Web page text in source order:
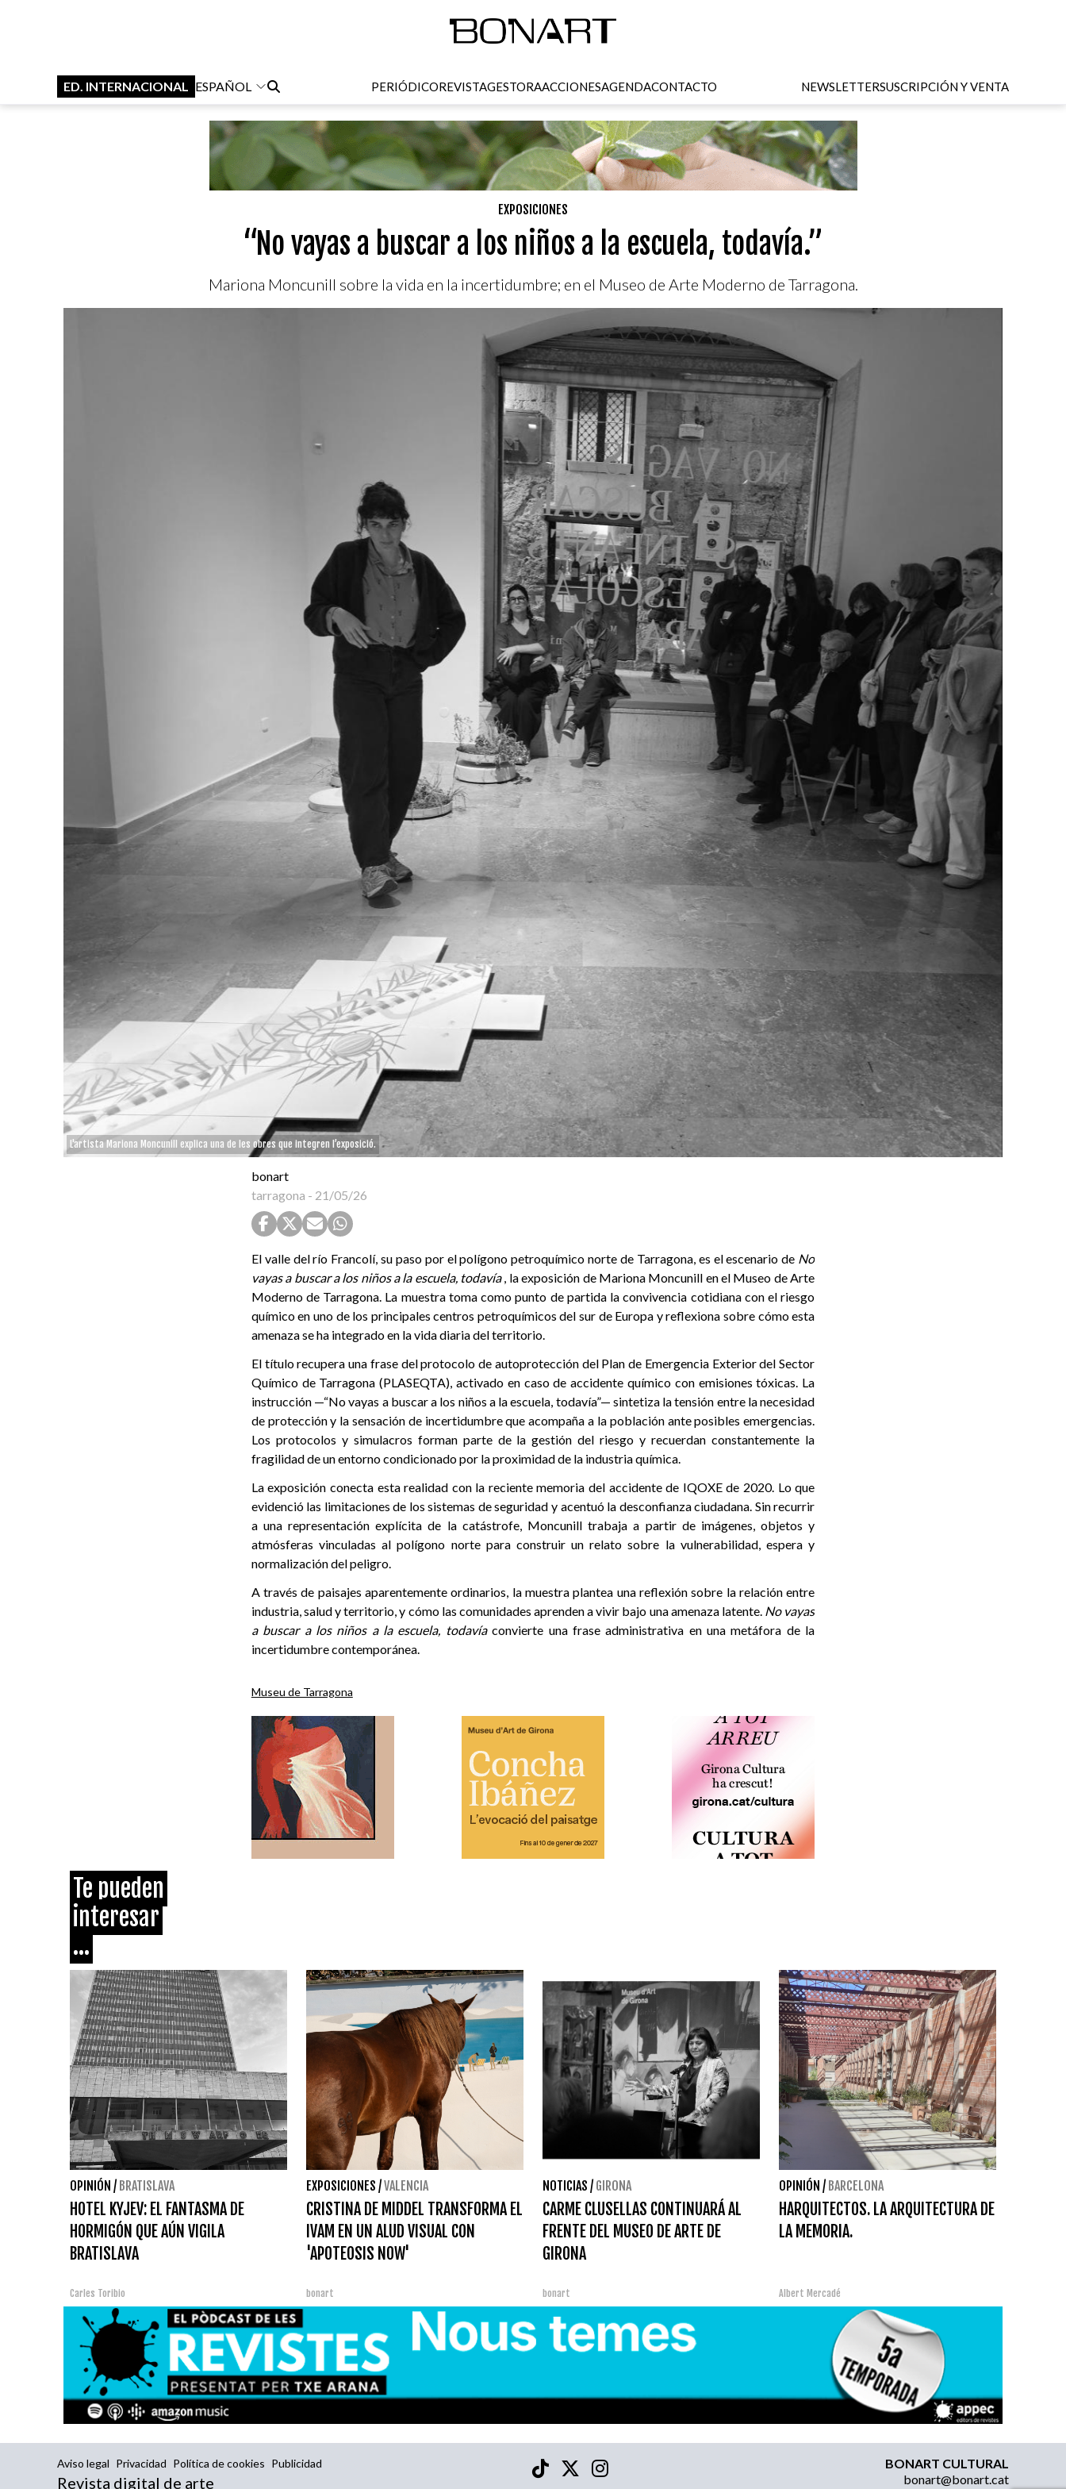
ED. INTERNACIONAL ESPAÑOL PERIÓDICOREVISTAGESTORAACCIONESAGENDACONTACTO NEWSLETTERSUSCRIPCIÓN Y VENTA
EXPOSICIONES
“No vayas a buscar a los niños a la escuela, todavía.”
Mariona Moncunill sobre la vida en la incertidumbre; en el Museo de Arte Moderno de Tarragona.
L'artista Mariona Moncunill explica una de les obres que integren l’exposició.
bonart
tarragona - 21/05/26
El valle del río Francolí, su paso por el polígono petroquímico norte de Tarragona, es el escenario de No
vayas a buscar a los niños a la escuela, todavía, la exposición de Mariona Moncunill en el Museo de Arte
Moderno de Tarragona. La muestra toma como punto de partida la convivencia cotidiana con el riesgo
químico en uno de los principales centros petroquímicos del sur de Europa y reflexiona sobre cómo esta
amenaza se ha integrado en la vida diaria del territorio.
El título recupera una frase del protocolo de autoprotección del Plan de Emergencia Exterior del Sector
Químico de Tarragona (PLASEQTA), activado en caso de accidente químico con emisiones tóxicas. La
instrucción —“No vayas a buscar a los niños a la escuela, todavía”— sintetiza la tensión entre la necesidad
de protección y la sensación de incertidumbre que acompaña a la población ante posibles emergencias.
Los protocolos y simulacros forman parte de la gestión del riesgo y recuerdan constantemente la
fragilidad de un entorno condicionado por la proximidad de la industria química.
La exposición conecta esta realidad con la reciente memoria del accidente de IQOXE de 2020. Lo que
evidenció las limitaciones de los sistemas de seguridad y acentuó la desconfianza ciudadana. Sin recurrir
a una representación explícita de la catástrofe, Moncunill trabaja a partir de imágenes, objetos y
atmósferas vinculadas al polígono norte para construir un relato sobre la vulnerabilidad, espera y
normalización del peligro.
A través de paisajes aparentemente ordinarios, la muestra plantea una reflexión sobre la relación entre
industria, salud y territorio, y cómo las comunidades aprenden a vivir bajo una amenaza latente. No vayas
a buscar a los niños a la escuela, todavíaconvierte una frase administrativa en una metáfora de la
incertidumbre contemporánea.
Museu de Tarragona
Te pueden
interesar
...
OPINIÓN / BRATISLAVA
HOTEL KYJEV: EL FANTASMA DE
HORMIGÓN QUE AÚN VIGILA
BRATISLAVA
Carles Toribio
EXPOSICIONES /VALENCIA
CRISTINA DE MIDDEL TRANSFORMA EL
IVAM EN UN ALUD VISUAL CON
'APOTEOSIS NOW'
bonart
NOTICIAS / GIRONA
CARME CLUSELLAS CONTINUARÁ AL
FRENTE DEL MUSEO DE ARTE DE
GIRONA
bonart
OPINIÓN / BARCELONA
HARQUITECTOS. LA ARQUITECTURA DE
LA MEMORIA.
Albert Mercadé
Aviso legal Privacidad Política de cookies Publicidad
Revista digital de arte
BONART CULTURAL
bonart@bonart.cat